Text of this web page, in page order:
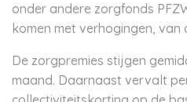
onder andere zorgfonds
komen met verhogingen, van
De zorgpremies stijgen
maand. Daarnaast vervalt